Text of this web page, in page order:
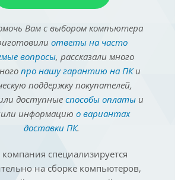
Вам с выбором компьютера
ответы на часто
вопросы, рассказали много
про нашу гарантию на ПКи
поддержку покупателей,
доступныеспособы оплатыи
информацию о вариантах
доставки ПК.
специализируется
на сборке компьютеров,